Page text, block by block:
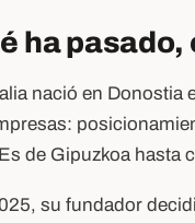
ha
nació en Donostia
de Gipuzkoa hasta
su fundador